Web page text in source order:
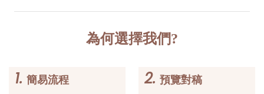
為何選擇我們?
1. 簡易流程 2. 預覽對稿